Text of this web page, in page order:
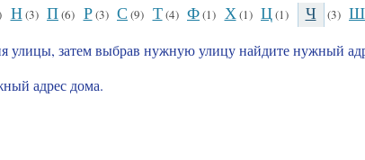
Н(3) П(6) Р(3) С (9) Т(4) Ф(1) Х(1) Ц(1) Ч (3) Ш
затем выбрав нужную улицу найдите нужный
адрес дома.